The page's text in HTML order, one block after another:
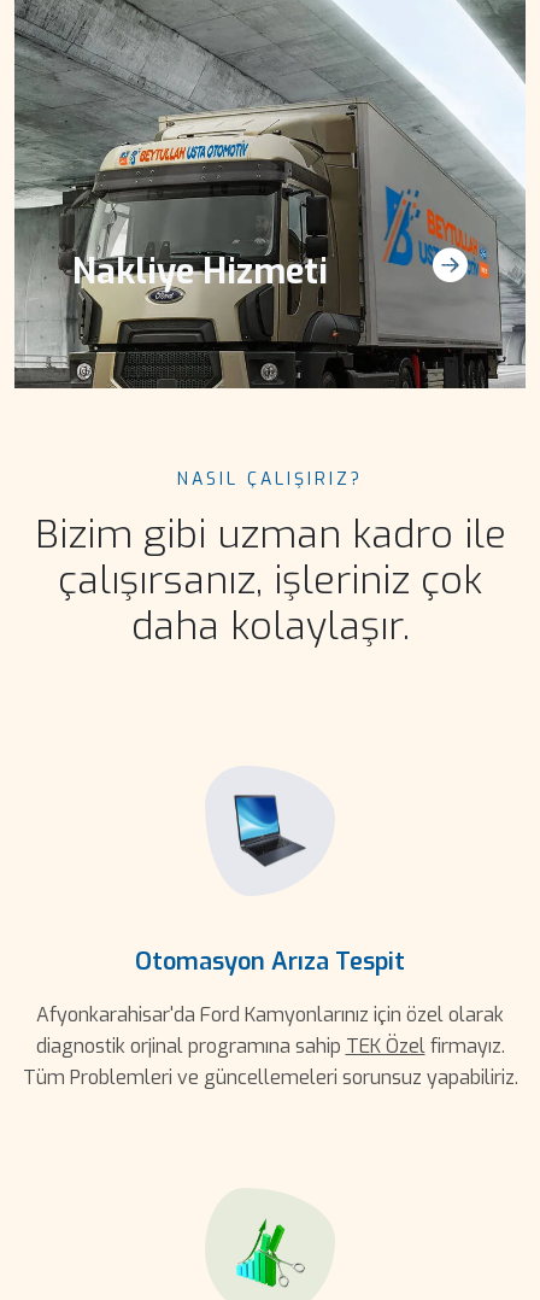
Nakliye Hizmeti
NASIL ÇALIŞIRIZ?
Bizim gibi uzman kadro ile
çalışırsanız, işleriniz çok
daha kolaylaşır.
Otomasyon Arıza Tespit
Afyonkarahisar'da Ford Kamyonlarınız için özel olarak
diagnostik orjinal programına sahip TEK Özelfirmayız.
Tüm Problemleri ve güncellemeleri sorunsuz yapabiliriz.